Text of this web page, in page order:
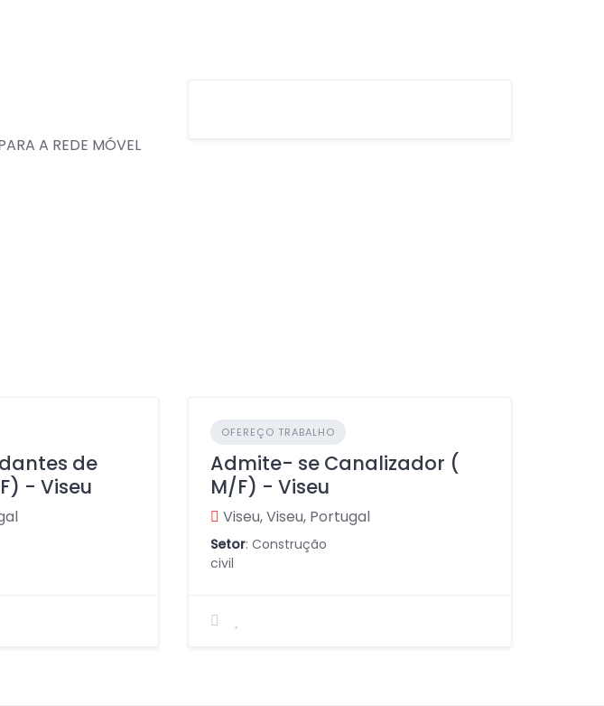
A REDE MÓVEL
de
- Viseu
OFEREÇO TRABALHO
Admite- se Canalizador (
M/F) - Viseu
Viseu, Viseu, Portugal
Setor: Construção
civil